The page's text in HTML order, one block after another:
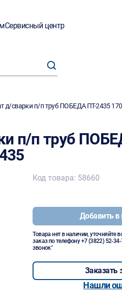
Сервисный центр
д/сварки п/п труб ПОБЕДА ПТ-2435
п/п труб
Код товара: 58660
Добавить в
Товара нет в наличии, уточняйте
заказ по телефону+7 (3822) 52-34-
звонок"
Заказать
Нашли